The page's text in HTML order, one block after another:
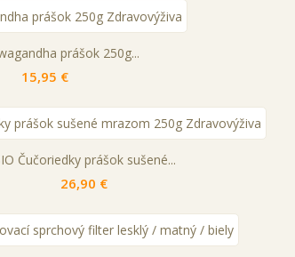
prášok 250g...
15,95 €
Čučoriedky prášok sušené...
26,90 €